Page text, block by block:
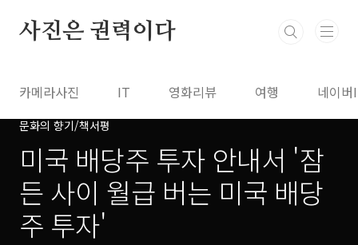
사진은 권력이다
카메라사진 IT 영화리뷰 여행 네이
문화의 향기/책서평
미국 배당주 투자 안내서 '잠
든 사이 월급 버는 미국 배당
주 투자'